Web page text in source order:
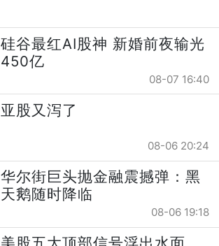
硅谷最红AI股神 新婚前夜输光
450亿
08-07 16:40
亚股又泻了
08-06 20:24
华尔街巨头抛金融震撼弹：黑
天鹅随时降临
08-06 19:18